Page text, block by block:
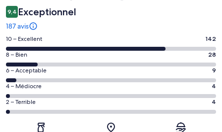
9,4 Exceptionnel
187 avis
Note
de 10
–
Excellent,
d’après
142 avis
sur 187.
10 – Excellent 142
Note
de 8
–
Bien,
d’après
28 avis
8 – Bien 28
Note
de 6
–
Acceptable,
d’après
6 – Acceptable 9
Note
de 4
–
4 – Médiocre 4
Note
de 2
2 – Terrible 4